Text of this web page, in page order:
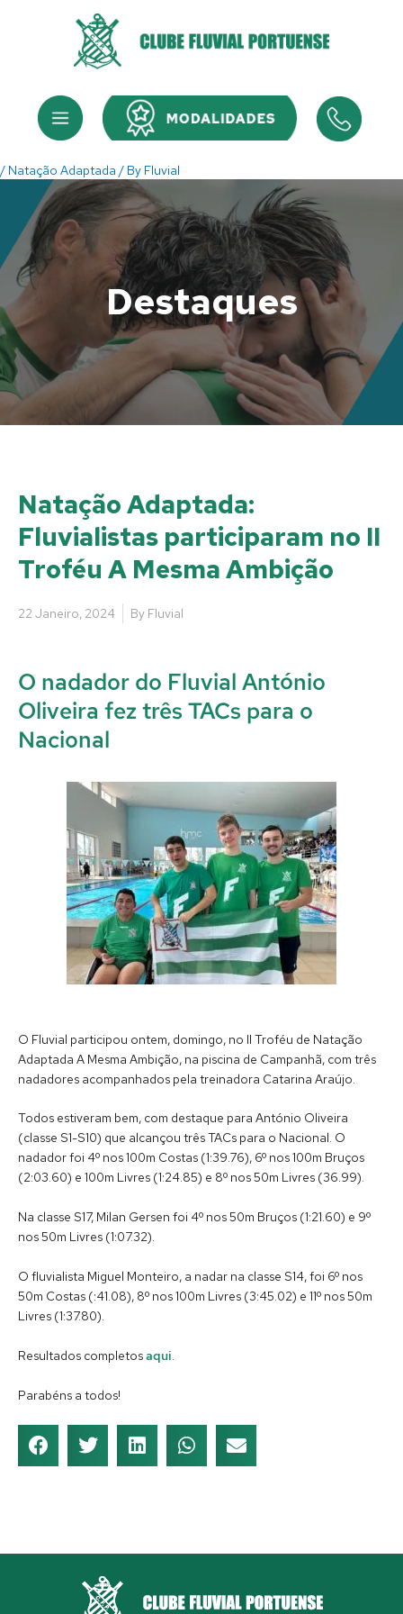
Menu Menu
/ Natação Adaptada / By Fluvial
Destaques
Natação Adaptada:
Fluvialistas participaram no II
Troféu A Mesma Ambição
22 Janeiro, 2024 By Fluvial
O nadador do Fluvial António
Oliveira fez três TACs para o
Nacional
O Fluvial participou ontem, domingo, no II Troféu de Natação
Adaptada A Mesma Ambição, na piscina de Campanhã, com três
nadadores acompanhados pela treinadora Catarina Araújo.
Todos estiveram bem, com destaque para António Oliveira
(classe S1-S10) que alcançou três TACs para o Nacional. O
nadador foi 4º nos 100m Costas (1:39.76), 6º nos 100m Bruços
(2:03.60) e 100m Livres (1:24.85) e 8º nos 50m Livres (36.99).
Na classe S17, Milan Gersen foi 4º nos 50m Bruços (1:21.60) e 9º
nos 50m Livres (1:07.32).
O fluvialista Miguel Monteiro, a nadar na classe S14, foi 6º nos
50m Costas (:41.08), 8º nos 100m Livres (3:45.02) e 11º nos 50m
Livres (1:37.80).
Resultados completosaqui.
Parabéns a todos!